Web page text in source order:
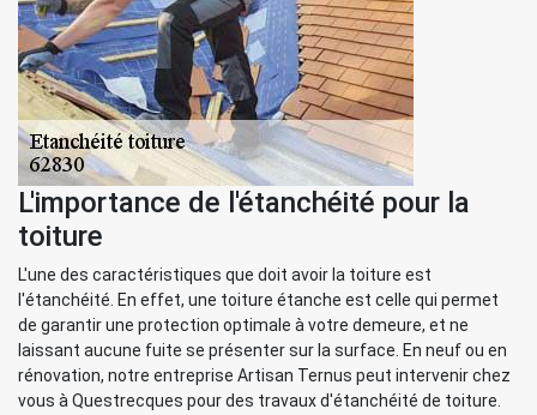
L'importance de l'étanchéité pour la
toiture
L'une des caractéristiques que doit avoir la toiture est
l'étanchéité. En effet, une toiture étanche est celle qui permet
de garantir une protection optimale à votre demeure, et ne
laissant aucune fuite se présenter sur la surface. En neuf ou en
rénovation, notre entreprise Artisan Ternus peut intervenir chez
vous à Questrecques pour des travaux d'étanchéité de toiture.